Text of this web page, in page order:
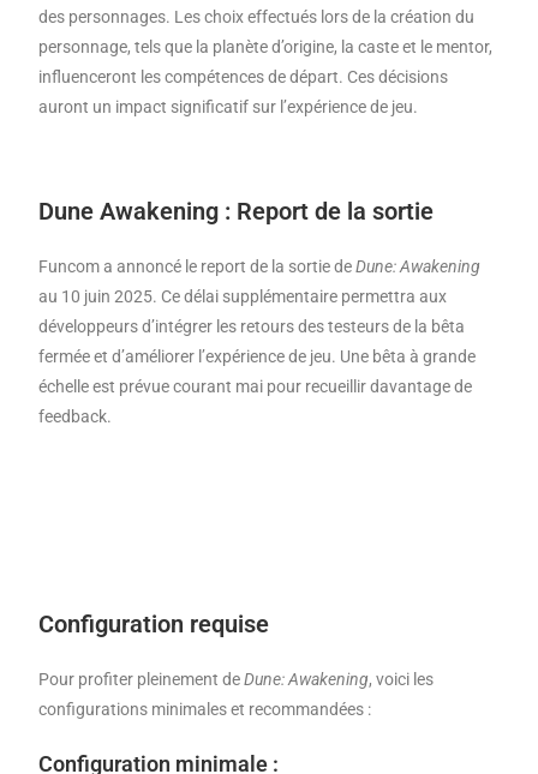
des personnages. Les choix effectués lors de la création du
personnage, tels que la planète d’origine, la caste et le mentor,
influenceront les compétences de départ. Ces décisions
auront un impact significatif sur l’expérience de jeu.
Dune Awakening : Report de la sortie
Funcom a annoncé le report de la sortie deDune: Awakening
au 10 juin 2025. Ce délai supplémentaire permettra aux
développeurs d’intégrer les retours des testeurs de la bêta
fermée et d’améliorer l’expérience de jeu. Une bêta à grande
échelle est prévue courant mai pour recueillir davantage de
feedback.
Configuration requise
Pour profiter pleinement deDune: Awakening, voici les
configurations minimales et recommandées :
Configuration minimale :